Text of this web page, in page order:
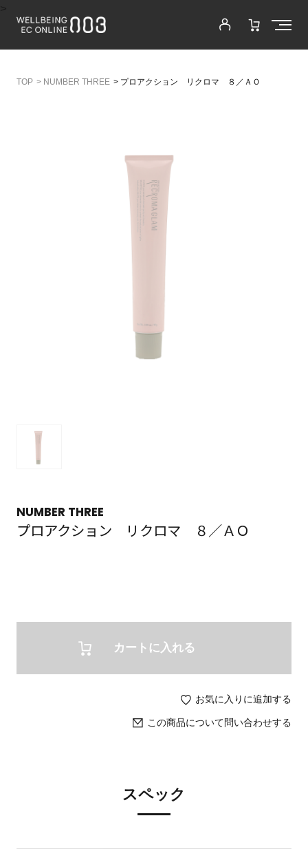
> NUMBER THREE > プロアクション リクロマ ８／ＡＯ
NUMBER THREE
プロアクション リクロマ ８／ＡＯ
カートに入れる
お気に入りに追加する
この商品について問い合わせする
スペック